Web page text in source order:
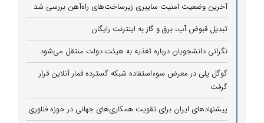
آخرین وضعیت امنیت سایبری زیرساخت‌های راه‌آهن بررسی شد
تبدیل قبوض آب، برق و گاز به اینترنت رایگان
نگرانی دانشجویان درباره تغذیه به هیئت دولت منتقل می‌شود
گوگل پلی در معرض سوءاستفاده شبکه گسترده قمار آنلاین قرار
گرفت
پیشنهادهای ایران برای تقویت همکاری‌های جهانی در حوزه فناوری